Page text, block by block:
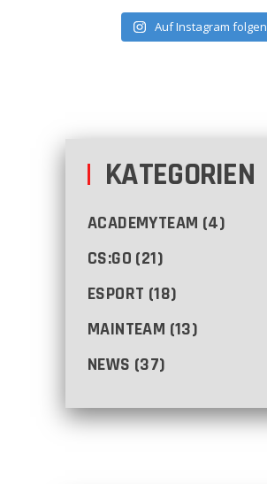
Auf Instagram folgen
KATEGORIEN
ACADEMYTEAM (4)
CS:GO (21)
ESPORT (18)
MAINTEAM (13)
NEWS (37)